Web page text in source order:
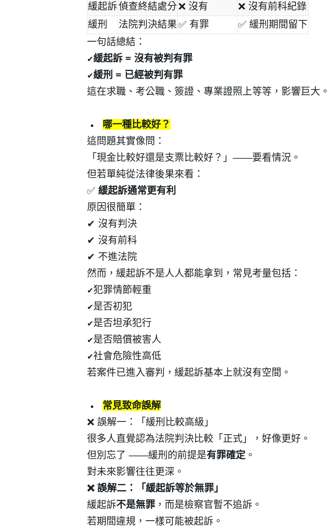
緩起訴偵查終結處分❌ 沒有 ❌ 沒有前科紀錄
緩刑
法院判決結果✅ 有罪 ✅ 緩刑期間留下
一句話總結：
✔緩起訴= 沒有被判有罪
✔緩刑 = 已經被判有罪
這在求職、考公職、簽證、專業證照上等等，影響巨大。
哪一種比較好？
這問題其實像問：
「現金比較好還是支票比較好？」 ——要看情況。
但若單純從法律後果來看：
✅ 緩起訴通常更有利
原因很簡單：
✔ 沒有判決
✔ 沒有前科
✔ 不進法院
然而，緩起訴不是人人都能拿到，常見考量包括：
✔犯罪情節輕重
✔是否初犯
✔是否坦承犯行
✔是否賠償被害人
✔社會危險性高低
若案件已進入審判，緩起訴基本上就沒有空間。
常見致命誤解
❌ 誤解一：「緩刑比較高級」
很多人直覺認為法院判決比較「正式」，好像更好。
但別忘了 ——緩刑的前提是有罪確定。
對未來影響往往更深。
❌ 誤解二：「緩起訴等於無罪」
緩起訴不是無罪，而是檢察官暫不追訴。
若期間違規，一樣可能被起訴。